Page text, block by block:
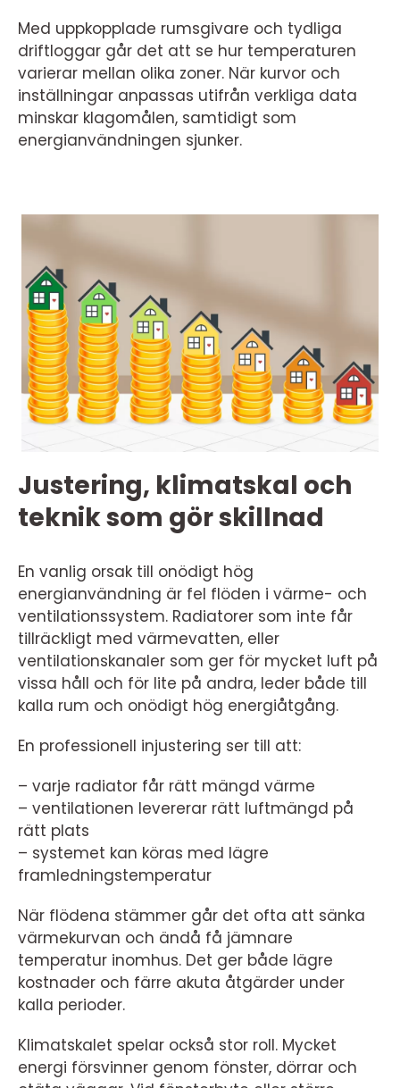
Med uppkopplade rumsgivare och tydliga
driftloggar går det att se hur temperaturen
varierar mellan olika zoner. När kurvor och
inställningar anpassas utifrån verkliga data
minskar klagomålen, samtidigt som
energianvändningen sjunker.
Justering, klimatskal och
teknik som gör skillnad
En vanlig orsak till onödigt hög
energianvändning är fel flöden i värme- och
ventilationssystem. Radiatorer som inte får
tillräckligt med värmevatten, eller
ventilationskanaler som ger för mycket luft på
vissa håll och för lite på andra, leder både till
kalla rum och onödigt hög energiåtgång.
En professionell injustering ser till att:
– varje radiator får rätt mängd värme
– ventilationen levererar rätt luftmängd på
rätt plats
– systemet kan köras med lägre
framledningstemperatur
När flödena stämmer går det ofta att sänka
värmekurvan och ändå få jämnare
temperatur inomhus. Det ger både lägre
kostnader och färre akuta åtgärder under
kalla perioder.
Klimatskalet spelar också stor roll. Mycket
energi försvinner genom fönster, dörrar och